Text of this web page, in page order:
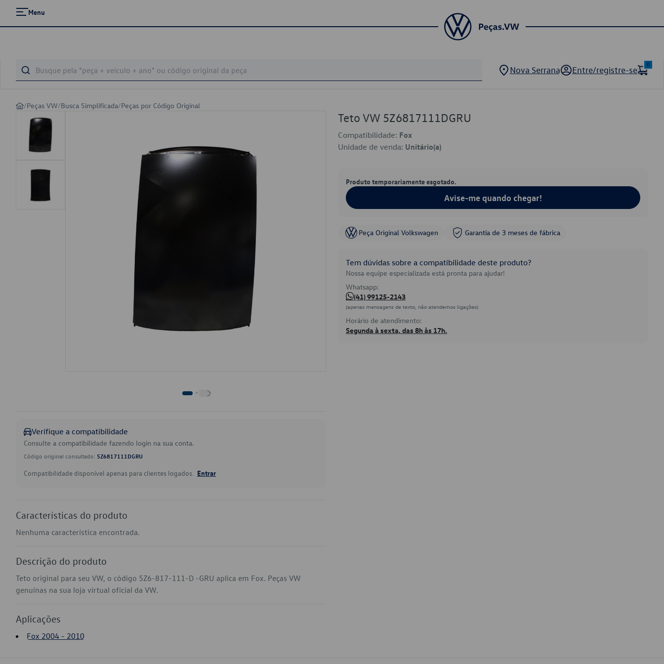
Menu
Nova Serrana Entre/registre-se
0
/Peças VW/Busca Simplificada/Peças por Código Original
Verifique a compatibilidade
Consulte a compatibilidade fazendo login na sua conta.
Código original consultado: 5Z6817111DGRU
Compatibilidade disponível apenas para clientes logados. Entrar
Características do produto
Nenhuma característica encontrada.
Descrição do produto
Teto original para seu VW, o código 5Z6-817-111-D -GRU aplica em Fox. Peças VW
genuínas na sua loja virtual oficial da VW.
Aplicações
Fox 2004 - 2010
Teto VW 5Z6817111DGRU
Compatibilidade: Fox
Unidade de venda: Unitário(a)
Produto temporariamente esgotado.
Avise-me quando chegar!
Peça Original Volkswagen Garantia de 3 meses de fábrica
Tem dúvidas sobre a compatibilidade deste produto?
Nossa equipe especializada está pronta para ajudar!
Whatsapp:
(41) 99125-2143
(apenas mensagens de texto, não atendemos ligações)
Horário de atendimento:
Segunda à sexta, das 8h às 17h.